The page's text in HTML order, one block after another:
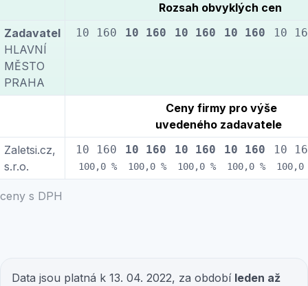
ceny s DPH
Rozsah obvyklých cen
Zadavatel
HLAVNÍ
MĚSTO
PRAHA
10 160 10 160 10 160 10 160 10
Ceny firmy pro výše
uvedeného zadavatele
Zaletsi.cz,
s.r.o.
10 160
100,0 %
10 160
100,0 %
10 160
100,0 %
10 160
100,0 %
10
100,0
Data jsou platná k 13. 04. 2022, za období leden až